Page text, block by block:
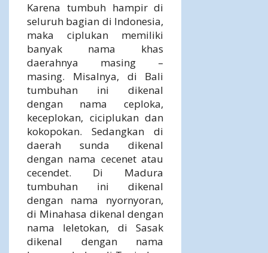
Karena tumbuh hampir di
seluruh bagian di Indonesia,
maka ciplukan memiliki
banyak nama khas
daerahnya masing –
masing. Misalnya, di Bali
tumbuhan ini dikenal
dengan nama ceploka,
keceplokan, ciciplukan dan
kokopokan. Sedangkan di
daerah sunda dikenal
dengan nama cecenet atau
cecendet. Di Madura
tumbuhan ini dikenal
dengan nama nyornyoran,
di Minahasa dikenal dengan
nama leletokan, di Sasak
dikenal dengan nama